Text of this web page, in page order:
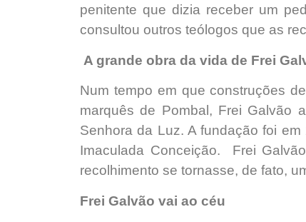
penitente que dizia receber um
consultou outros teólogos que as
A grande obra da vida de Frei
Num tempo em que construções
marquês de Pombal, Frei Galvão
Senhora da Luz. A fundação foi
Imaculada Conceição. Frei
recolhimento se tornasse, de fato,
Frei Galvão vai ao céu